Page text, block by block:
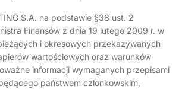
S.A. na podstawie §38 ust. 2
Finansów z dnia 19 lutego 2009 r. w
i okresowych przekazywanych
wartościowych oraz warunków
informacji wymaganych przepisami
państwem członkowskim,